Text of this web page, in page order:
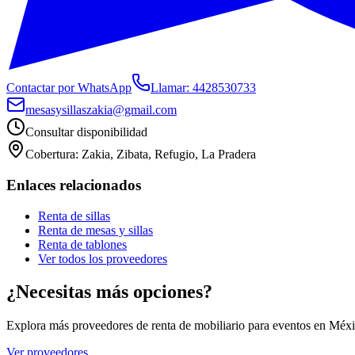
Contactar por WhatsApp Llamar: 4428530733
mesasysillaszakia@gmail.com
Consultar disponibilidad
Cobertura: Zakia, Zibata, Refugio, La Pradera
Enlaces relacionados
Renta de sillas
Renta de mesas y sillas
Renta de tablones
Ver todos los proveedores
¿Necesitas más opciones?
Explora más proveedores de renta de mobiliario para eventos en